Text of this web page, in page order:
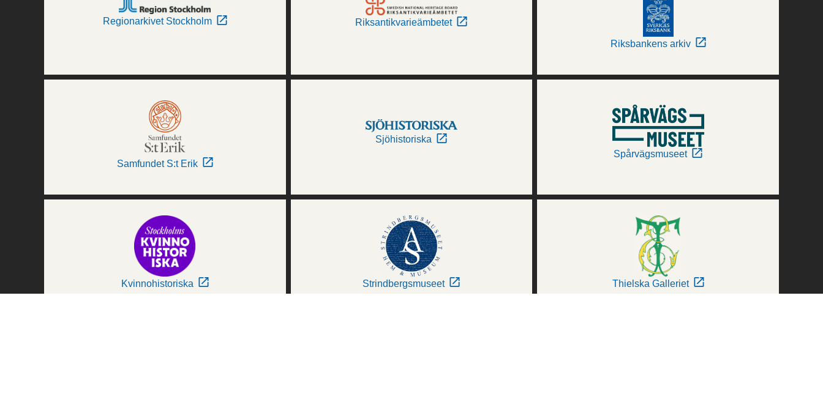
Regionarkivet Stockholm Riksantikvarieämbetet
Riksbankens arkiv
Samfundet S:t Erik
Sjöhistoriska
Spårvägsmuseet
Kvinnohistoriska Strindbergsmuseet Thielska Galleriet